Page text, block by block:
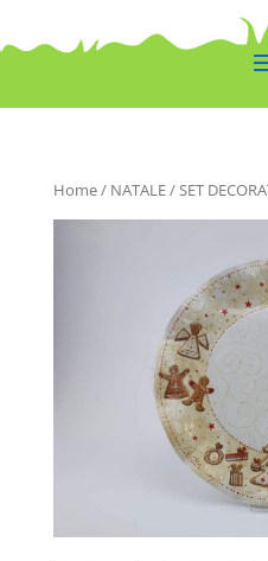
Home/ NATALE/ SET